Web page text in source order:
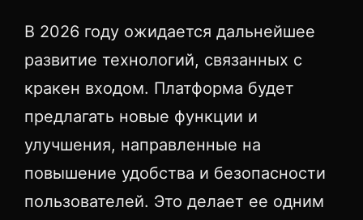
В 2026 году ожидается дальнейшее
развитие технологий, связанных с
кракен входом. Платформа будет
предлагать новые функции и
улучшения, направленные на
повышение удобства и безопасности
пользователей. Это делает ее одним